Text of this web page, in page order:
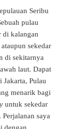
Seribu
pulau
di kalangan
sekedar
di sekitarnya
laut. Dapat
Jakarta, Pulau
menarik bagi
untuk sekedar
saya
dengan